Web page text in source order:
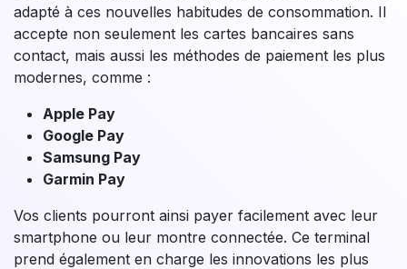
adapté à ces nouvelles habitudes de consommation. Il
accepte non seulement les cartes bancaires sans
contact, mais aussi les méthodes de paiement les plus
modernes, comme :
Apple Pay
Google Pay
Samsung Pay
Garmin Pay
Vos clients pourront ainsi payer facilement avec leur
smartphone ou leur montre connectée. Ce terminal
prend également en charge les innovations les plus